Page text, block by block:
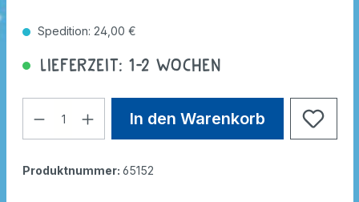
Spedition: 24,00 €
Lieferzeit: 1-2 Wochen
In den Warenkorb
Produktnummer: 65152